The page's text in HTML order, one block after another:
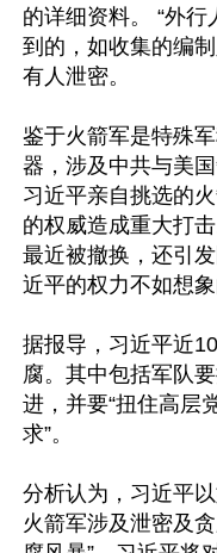
的详细资料。 “外
到的，如收集的编
有人泄密。
鉴于火箭军是特殊
器，涉及中共与美
习近平亲自挑选的
的权威造成重大打
最近被撤换，还引
近平的权力不如想象
据报导，习近平近
腐。其中包括军队
进，并要“扭住高层
求”。
分析认为，习近平
火箭军涉及泄密及